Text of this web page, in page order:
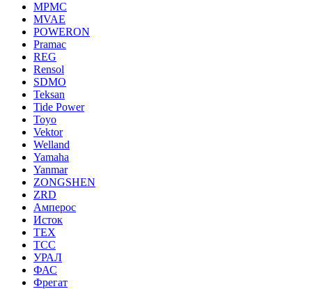
MPMC
MVAE
POWERON
Pramac
REG
Rensol
SDMO
Teksan
Tide Power
Toyo
Vektor
Welland
Yamaha
Yanmar
ZONGSHEN
ZRD
Амперос
Исток
ТЕХ
ТСС
УРАЛ
ФАС
Фрегат